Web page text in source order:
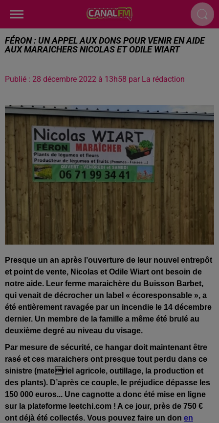
FÉRON : UN APPEL AUX DONS POUR VENIR EN AIDE
AUX MARAICHERS NICOLAS ET ODILE WIART
Publié : 28 décembre 2022 à 13h58 par La rédaction
Presque un an après l’ouverture de leur nouvel entrepôt
et point de vente, Nicolas et Odile Wiart ont besoin de
notre aide. Leur ferme maraichère du Buisson Barbet,
qui venait de décrocher un label « écoresponsable », a
été entièrement ravagée par un incendie le 14 décembre
dernier. Un membre de la famille a même été brulé au
deuxième degré au niveau du visage.
Par mesure de sécurité, ce hangar doit maintenant être
rasé et ces maraichers ont presque tout perdu dans ce
sinistre (materiel agricole, outillage, la production et
des plants). D’après ce couple, le préjudice dépasse les
150 000 euros... Une cagnotte a donc été mise en ligne
sur la plateforme leetchi.com ! A ce jour, près de 750 €
ont déjà été collectés. Vous pouvez faire un don en